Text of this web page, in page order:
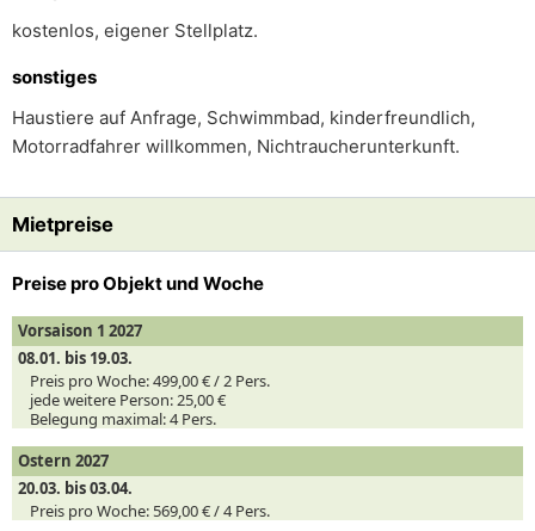
kostenlos, eigener Stellplatz.
sonstiges
Haustiere auf Anfrage, Schwimmbad, kinderfreundlich,
Motorradfahrer willkommen, Nichtraucherunterkunft.
Mietpreise
Preise pro Objekt und Woche
Vorsaison 1 2027
08.01. bis 19.03.
Preis pro Woche:499,00 € /2 Pers.
jede weitere Person:25,00 €
Belegung maximal:4 Pers.
Ostern 2027
20.03. bis 03.04.
Preis pro Woche: 569,00 € /4Pers.